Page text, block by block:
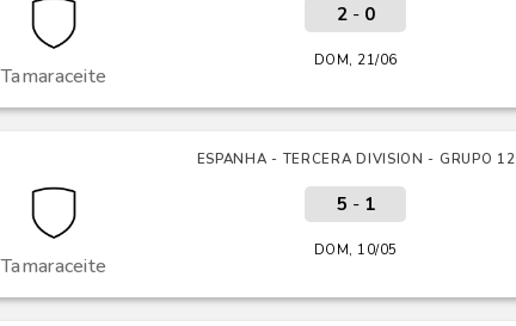
Tamaraceite
2- 0
DOM, 21/06
ESPANHA - TERCERA DIVISION - GRUPO 12
Tamaraceite
5 - 1
DOM, 10/05